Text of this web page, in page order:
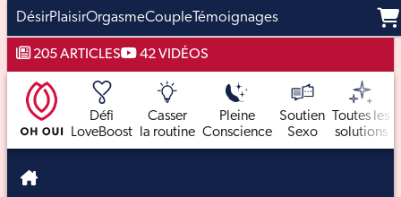
Aller
au
contenu
DésirPlaisirOrgasmeCouple Témoignages
205 ARTICLES 42 VIDÉOS
Défi
LoveBoost
Casser
la routine
Pleine
Conscience
Soutien
Sexo
Toutes les
solutions